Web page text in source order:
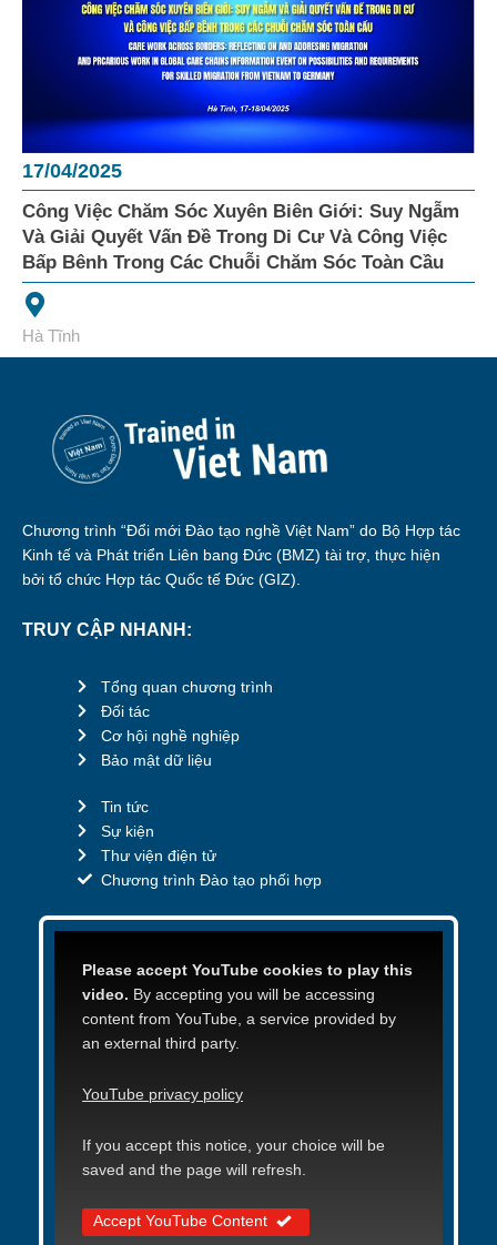
17/04/2025
Công Việc Chăm Sóc Xuyên Biên Giới: Suy Ngẫm
Và Giải Quyết Vấn Đề Trong Di Cư Và Công Việc
Bấp Bênh Trong Các Chuỗi Chăm Sóc Toàn Cầu
Hà Tĩnh
Chương trình “Đổi mới Đào tạo nghề Việt Nam” do Bộ Hợp tác
Kinh tế và Phát triển Liên bang Đức (BMZ) tài trợ, thực hiện
bởi tổ chức Hợp tác Quốc tế Đức (GIZ).
TRUY CẬP NHANH:
Tổng quan chương trình
Đối tác
Cơ hội nghề nghiệp
Bảo mật dữ liệu
Tin tức
Sự kiện
Thư viện điện tử
Chương trình Đào tạo phối hợp
Please accept YouTube cookies to play this
video. By accepting you will be accessing
content from YouTube, a service provided by
an external third party.
YouTube privacy policy
If you accept this notice, your choice will be
saved and the page will refresh.
Accept YouTube Content